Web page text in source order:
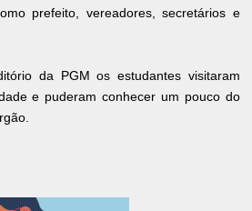
prefeito, vereadores, secretários e
da PGM os estudantes visitaram
e puderam conhecer um pouco do